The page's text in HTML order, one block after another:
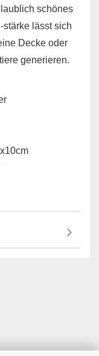
schönes
stärke lässt sich
Decke oder
generieren.